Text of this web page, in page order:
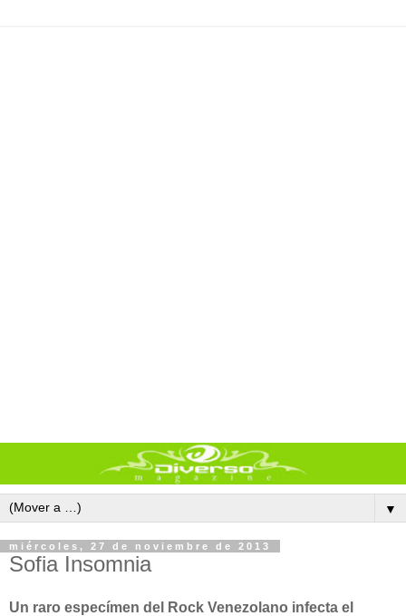
▼
miércoles, 27 de noviembre de 2013
Sofia Insomnia
Un raro especímen del Rock Venezolano infecta el